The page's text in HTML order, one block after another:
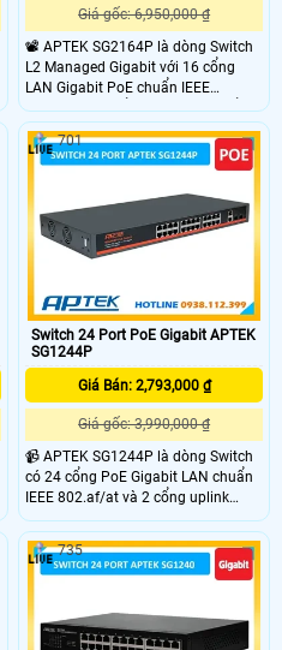
Giá gốc: 6,950,000 ₫
📽 APTEK SG2164P là dòng Switch
L2 Managed Gigabit với 16 cổng
LAN Gigabit PoE chuẩn IEEE
802.3af/at, 2 cổng uplink và 2 cổng
SFP slot. Switch hỗ trợ các tính
năng bảo mật mạnh mẽ như VLAN,
LACP, Spanning Tree, DHCP
công suất PoE lên đến 300W.
Switch 24 Port PoE Gigabit APTEK
SG1244P
Giá Bán: 2,793,000 ₫
Giá gốc: 3,990,000 ₫
📹 APTEK SG1244P là dòng Switch
có 24 cổng PoE Gigabit LAN chuẩn
IEEE 802.af/at và 2 cổng uplink
Gigabit LAN công suất tối đa 30W
mỗi cổng PoE, tổng công suất lên
đến 400W. Ngoài ra, APTEK
SG1244P còn tích hợp chế độ VLAN,
truyền dữ liệu lên đến 250m.
701
735